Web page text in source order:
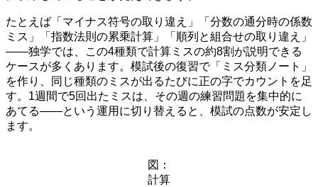
たとえば「マイナス符号の取り違え」「分数の通分時の係数
ミス」「指数法則の累乗計算」「順列と組合せの取り違え」
——独学では、この4種類で計算ミスの約8割が説明できる
ケースが多くあります。模試後の復習で「ミス分類ノート」
を作り、同じ種類のミスが出るたびに正の字でカウントを足
す。1週間で5回出たミスは、その週の練習問題を集中的に
あてる——という運用に切り替えると、模試の点数が安定し
ます。
図：
計算